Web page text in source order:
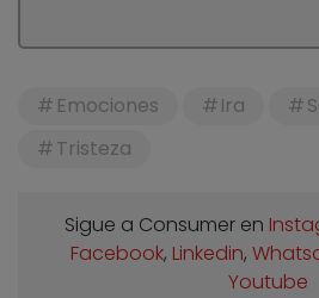
Emociones Ira
Tristeza
Sigue a Consumer en
Facebook, Linkedin,
Youtube